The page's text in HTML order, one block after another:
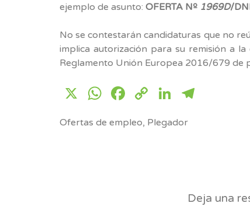
ejemplo de asunto: OFERTA Nº 1969D/
No se contestarán candidaturas que no
implica autorización para su remisión a
Reglamento Unión Europea 2016/679 de
X WhatsApp
Facebook
CopyLinkedIn
Ofertas de empleo, Plegador
Deja una